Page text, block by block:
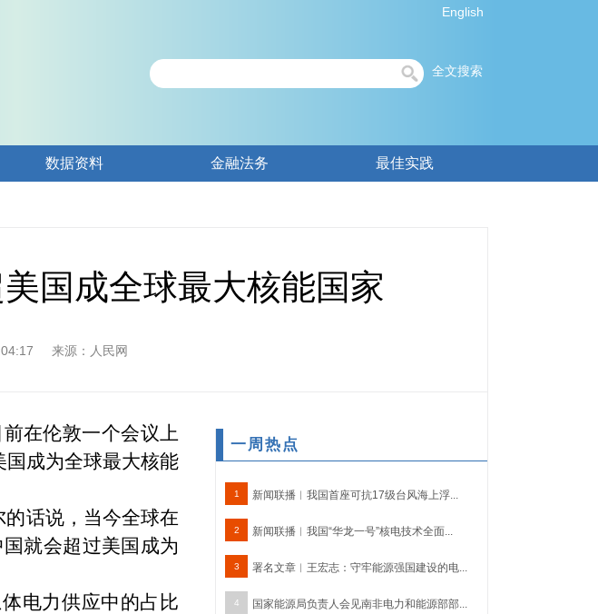
English
全文搜索
数据资料 金融法务 最佳实践
国成全球最大核能国家
来源：人民网
在伦敦一个会议上
成为全球最大核能
话说，当今全球在
就会超过美国成为
电力供应中的占比
一周热点
1 新闻联播︱我国首座可抗17级台风海上浮...
2 新闻联播︱我国“华龙一号”核电技术全面...
3 署名文章︱王宏志：守牢能源强国建设的电...
4 国家能源局负责人会见南非电力和能源部部...